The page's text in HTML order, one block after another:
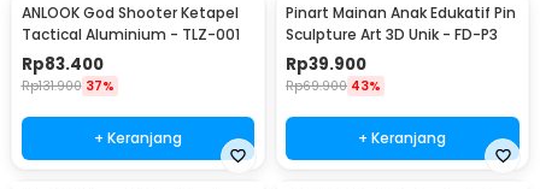
ANLOOK God Shooter Ketapel
Tactical Aluminium - TLZ-001
Rp83.400
Rp131.900 37%
+ Keranjang
Pinart Mainan Anak Edukatif Pin
Sculpture Art 3D Unik - FD-P3
Rp39.900
Rp69.900 43%
+ Keranjang